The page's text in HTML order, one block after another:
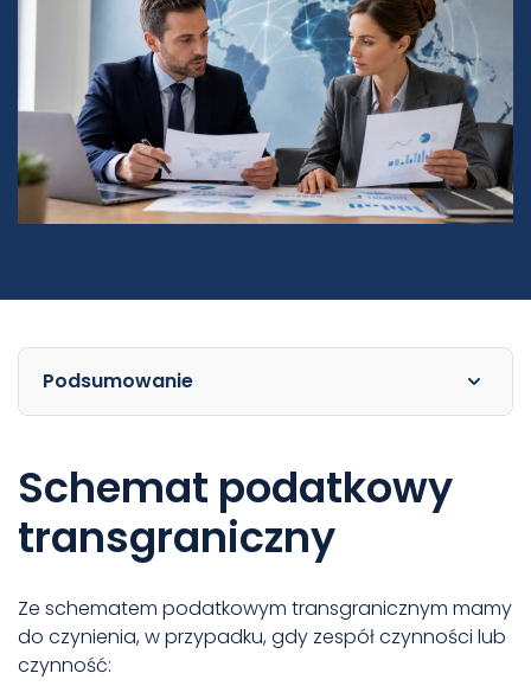
Podsumowanie
Schemat podatkowy
transgraniczny
Ze schematem podatkowym transgranicznym mamy
do czynienia, w przypadku, gdy zespół czynności lub
czynność: